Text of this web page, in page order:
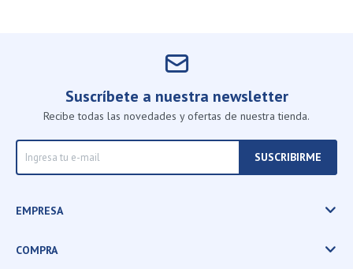
Suscríbete a nuestra newsletter
Recibe todas las novedades y ofertas de nuestra tienda.
SUSCRIBIRME
EMPRESA
COMPRA